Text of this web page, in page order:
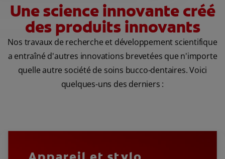
Une science innovante créé
des produits innovants
Nos travaux de recherche et développement scientifique
a entraîné d'autres innovations brevetées que n'importe
quelle autre société de soins bucco-dentaires. Voici
quelques-uns des derniers :